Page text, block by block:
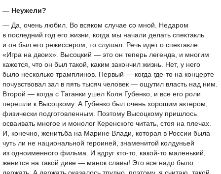
— Неужели?
— Да, очень любил. Во всяком случае со мной. Недаром
в последний год его жизни, когда мы начали делать спектакль
и он был его режиссером, то слушал. Речь идет о спектакле
«Игра на двоих». Высоцкий — это он теперь легенда, и многим
кажется, что он был такой, каким закончил жизнь. Нет, у него
было несколько трамплинов. Первый — когда где-то на концерте
почувствовал зал в пять тысяч человек — ощутил власть над ним.
Второй — когда с Таганки ушел Коля Губенко, и все его роли
перешли к Высоцкому. А Губенко был очень хорошим актером,
физически подготовленным. Поэтому Высоцкому пришлось
осваивать многое и монолог Керенского читать, стоя на плечах.
И, конечно, женитьба на Марине Влади, которая в России была
чуть ли не национальной героиней, знаменитой колдуньей
из одноименного фильма. И вдруг кто-то, какой-то маленький,
женится на такой диве — манок славы! Это все надо было